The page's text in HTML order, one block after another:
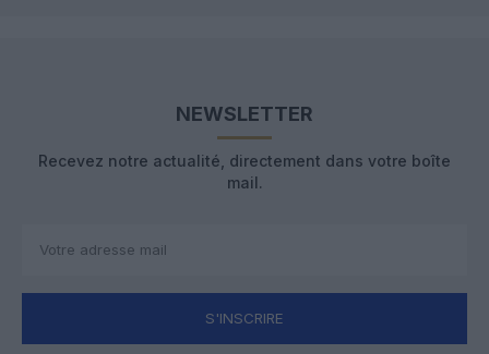
NEWSLETTER
Recevez notre actualité, directement dans votre boîte
mail.
S'INSCRIRE